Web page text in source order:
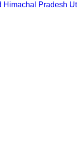
Himachal Pradesh